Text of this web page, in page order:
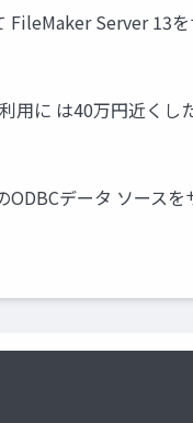
Server 13
用に は40万円近く
データ ソース